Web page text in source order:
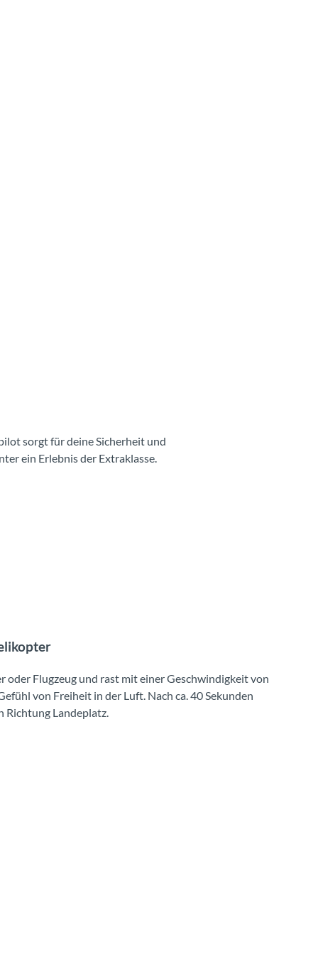
sorgt für deine Sicherheit und
ein Erlebnis der Extraklasse.
Flugzeug und rast mit einer Geschwindigkeit von
von Freiheit in der Luft. Nach ca. 40 Sekunden
Richtung Landeplatz.